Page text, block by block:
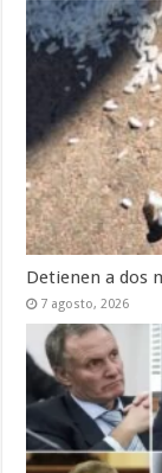
Detienen a dos
7 agosto, 2026